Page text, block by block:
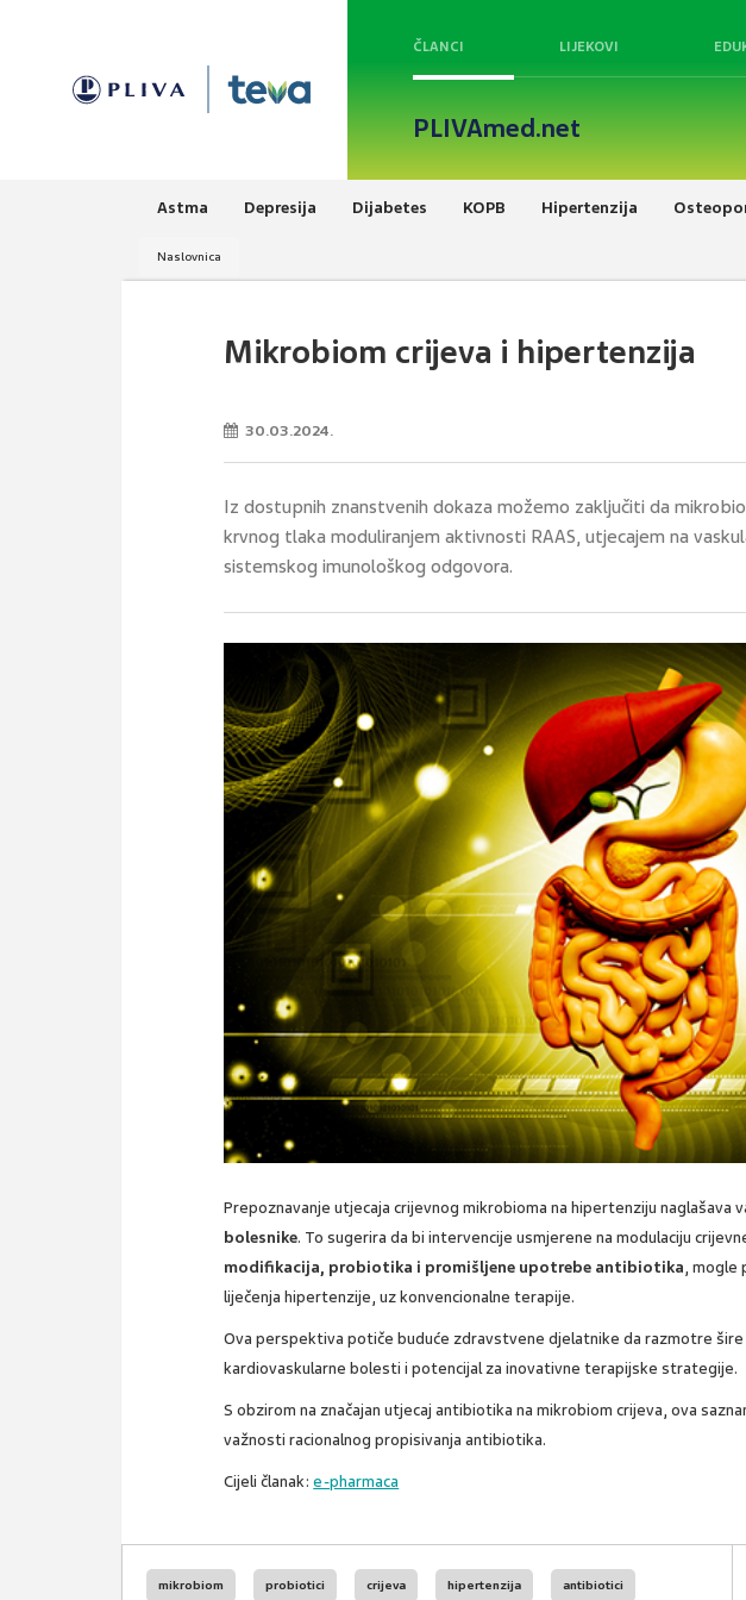
ČLANCI LIJEKOVI
PLIVAmed.net
Astma Depresija Dijabetes KOPB Hipertenzija
Naslovnica
Mikrobiom crijeva i hipertenzija
30.03.2024.
Iz dostupnih znanstvenih dokaza možemo zaključiti da
krvnog tlaka moduliranjem aktivnosti RAAS, utjecajem na
sistemskog imunološkog odgovora.
Prepoznavanje utjecaja crijevnog mikrobioma na hipertenziju naglašava
bolesnike. To sugerira da bi intervencije usmjerene na modulaciju
modifikacija, probiotika i promišljene upotrebe antibiotika, mogle
liječenja hipertenzije, uz konvencionalne terapije.
Ova perspektiva potiče buduće zdravstvene djelatnike da razmotre šire
kardiovaskularne bolesti i potencijal za inovativne terapijske strategije.
S obzirom na značajan utjecaj antibiotika na mikrobiom crijeva, ova
važnosti racionalnog propisivanja antibiotika.
Cijeli članak:e-pharmaca
mikrobiom probiotici crijeva hipertenzija antibiotici